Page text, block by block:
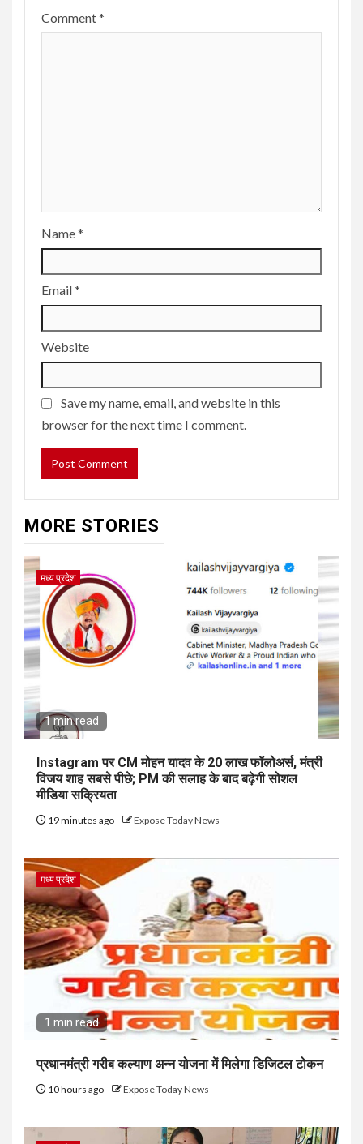
Comment*
Name*
Email*
Website
Save my name, email, and website in this
browser for the next time I comment.
MORE STORIES
मध्य प्रदेश
1 min read
Instagram पर CM मोहन यादव के 20 लाख फॉलोअर्स, मंत्री
विजय शाह सबसे पीछे; PM की सलाह के बाद बढ़ेगी सोशल
मीडिया सक्रियता
19 minutes ago Expose Today News
मध्य प्रदेश
1 min read
प्रधानमंत्री गरीब कल्याण अन्न योजना में मिलेगा डिजिटल टोकन
10 hours ago Expose Today News